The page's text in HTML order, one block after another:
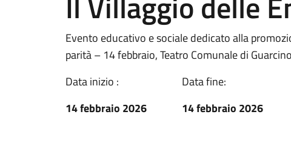
Evento educativo e sociale dedicato alla
parità – 14 febbraio, Teatro Comunale di
Data inizio :
14 febbraio 2026
Data fine:
14 febbraio 2026